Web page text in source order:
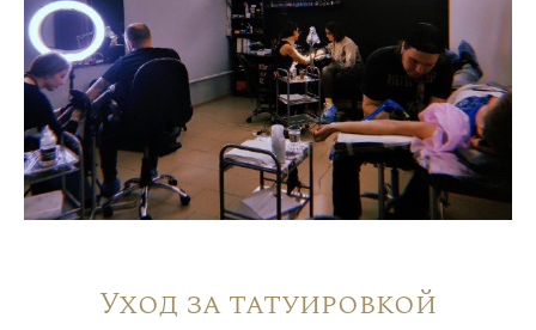
Уход за татуировкой